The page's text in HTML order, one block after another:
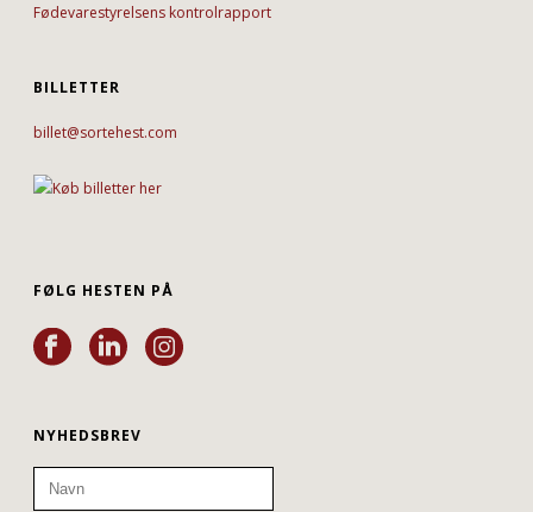
Fødevarestyrelsens kontrolrapport
BILLETTER
billet@sortehest.com
FØLG HESTEN PÅ
NYHEDSBREV